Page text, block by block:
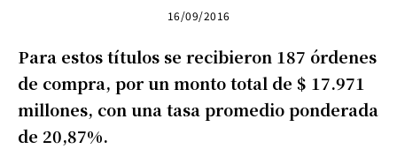
16/09/2016
Para estos títulos se recibieron 187 órdenes
de compra, por un monto total de $ 17.971
millones, con una tasa promedio ponderada
de 20,87%.